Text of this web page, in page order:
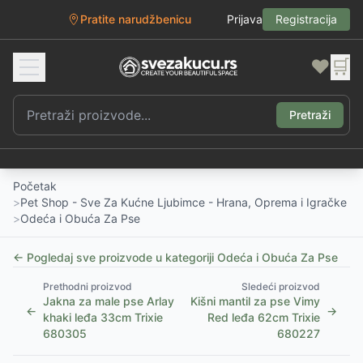
Pratite narudžbenicu Prijava Registracija
❤️ 🛒
Pretraži
Početak
>Pet Shop - Sve Za Kućne Ljubimce - Hrana, Oprema i Igračke
>Odeća i Obuća Za Pse
← Pogledaj sve proizvode u kategoriji Odeća i Obuća Za Pse
←
Prethodni proizvod
Jakna za male pse Arlay
khaki leđa 33cm Trixie
680305
Sledeći proizvod
Kišni mantil za pse Vimy
Red leđa 62cm Trixie
680227
→